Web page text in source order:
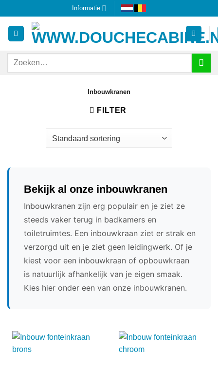
naar
inhoud
Informatie
Zoeken
Inbouwkranen
FILTER
Bekijk al onze inbouwkranen
Inbouwkranen zijn erg populair en je ziet ze
steeds vaker terug in badkamers en
toiletruimtes. Een inbouwkraan ziet er strak en
verzorgd uit en je ziet geen leidingwerk. Of je
kiest voor een inbouwkraan of opbouwkraan
is natuurlijk afhankelijk van je eigen smaak.
Kies hier onder een van onze inbouwkranen.